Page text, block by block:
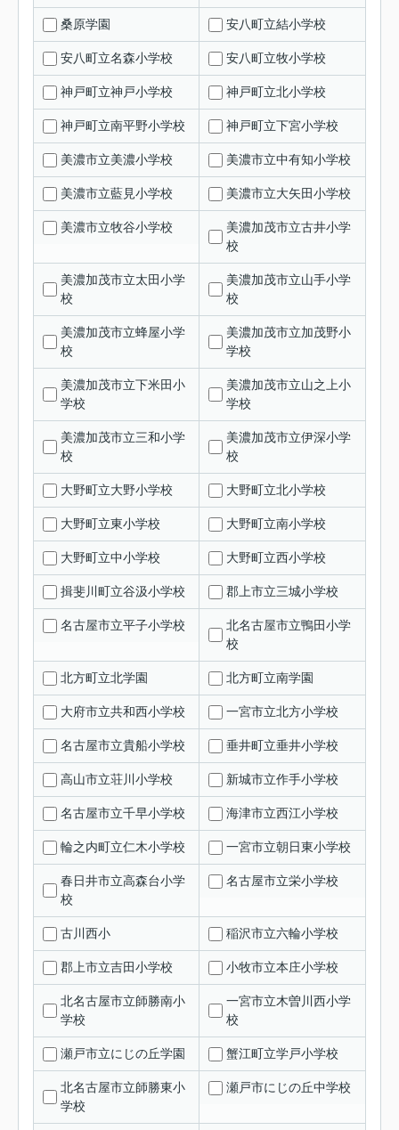
桑原学園 安八町立結小学校
安八町立名森小学校 安八町立牧小学校
神戸町立神戸小学校 神戸町立北小学校
神戸町立南平野小学校 神戸町立下宮小学校
美濃市立美濃小学校 美濃市立中有知小学校
美濃市立藍見小学校 美濃市立大矢田小学校
美濃市立牧谷小学校
美濃加茂市立古井小学
校
美濃加茂市立太田小学
校
美濃加茂市立山手小学
校
美濃加茂市立蜂屋小学
校
美濃加茂市立加茂野小
学校
美濃加茂市立下米田小
学校
美濃加茂市立山之上小
学校
美濃加茂市立三和小学
校
美濃加茂市立伊深小学
校
大野町立大野小学校 大野町立北小学校
大野町立東小学校 大野町立南小学校
大野町立中小学校 大野町立西小学校
揖斐川町立谷汲小学校 郡上市立三城小学校
名古屋市立平子小学校
北名古屋市立鴨田小学
校
北方町立北学園 北方町立南学園
大府市立共和西小学校 一宮市立北方小学校
名古屋市立貴船小学校 垂井町立垂井小学校
高山市立荘川小学校 新城市立作手小学校
名古屋市立千早小学校 海津市立西江小学校
輪之内町立仁木小学校 一宮市立朝日東小学校
春日井市立高森台小学
校
名古屋市立栄小学校
古川西小 稲沢市立六輪小学校
郡上市立吉田小学校 小牧市立本庄小学校
北名古屋市立師勝南小
学校
一宮市立木曽川西小学
校
瀬戸市立にじの丘学園 蟹江町立学戸小学校
北名古屋市立師勝東小
学校
瀬戸市にじの丘中学校